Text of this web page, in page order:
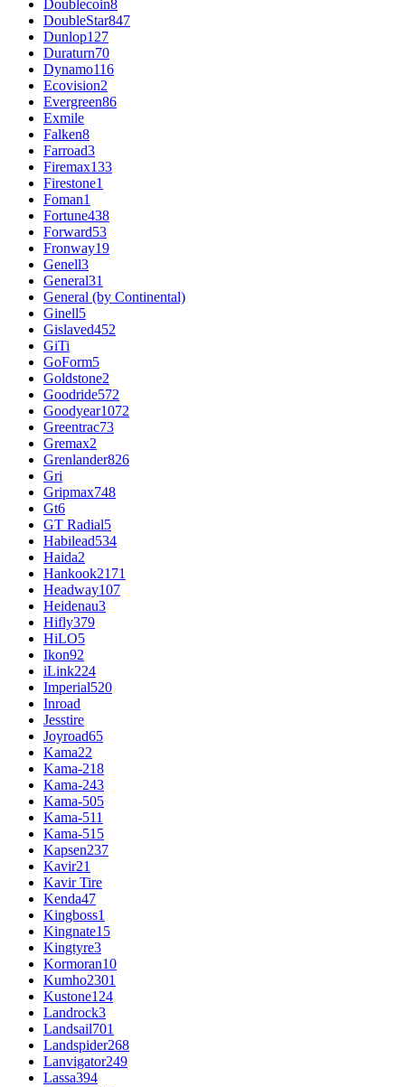
Doublecoin8
DoubleStar847
Dunlop127
Duraturn70
Dynamo116
Ecovision2
Evergreen86
Exmile
Falken8
Farroad3
Firemax133
Firestone1
Foman1
Fortune438
Forward53
Fronway19
Genell3
General31
General (by Continental)
Ginell5
Gislaved452
GiTi
GoForm5
Goldstone2
Goodride572
Goodyear1072
Greentrac73
Gremax2
Grenlander826
Gri
Gripmax748
Gt6
GT Radial5
Habilead534
Haida2
Hankook2171
Headway107
Heidenau3
Hifly379
HiLO5
Ikon92
iLink224
Imperial520
Inroad
Jesstire
Joyroad65
Kama22
Kama-218
Kama-243
Kama-505
Kama-511
Kama-515
Kapsen237
Kavir21
Kavir Tire
Kenda47
Kingboss1
Kingnate15
Kingtyre3
Kormoran10
Kumho2301
Kustone124
Landrock3
Landsail701
Landspider268
Lanvigator249
Lassa394